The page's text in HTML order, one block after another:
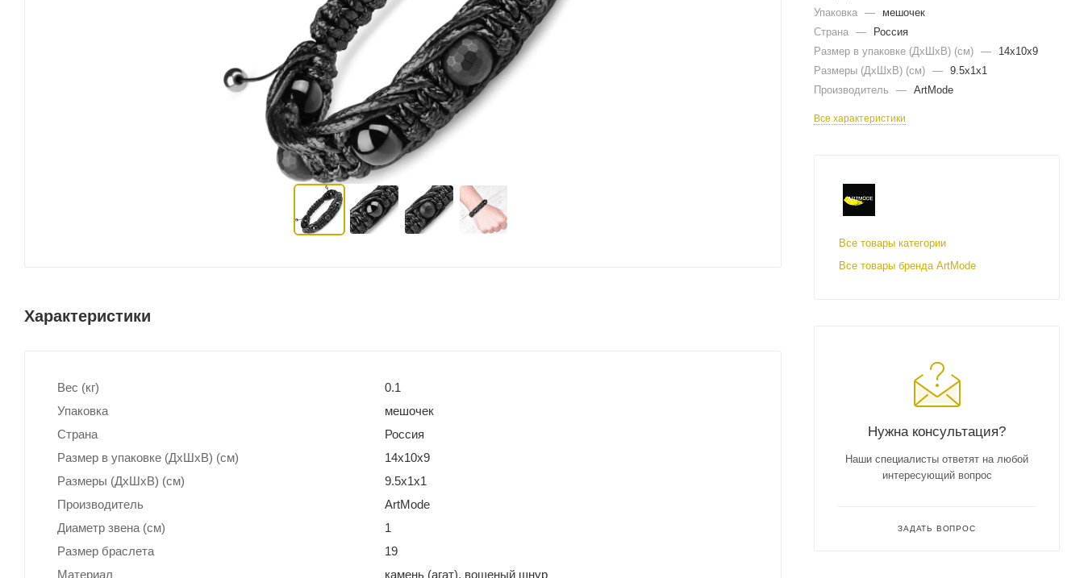
Характеристики
Вес (кг)
0.1
Упаковка
мешочек
Страна
Россия
Размер в упаковке (ДхШxВ) (см)
14х10х9
Размеры (ДxШxВ) (см)
9.5х1х1
Производитель
ArtMode
Диаметр звена (см)
1
Размер браслета
19
Материал
камень (агат), вощеный шнур
Упаковка —
мешочек
Страна —
Россия
Размер в упаковке (ДхШxВ) (см) —
14х10х9
Размеры (ДxШxВ) (см) — 9.5х1х1
Производитель
— ArtMode
Все характеристики
Все товары категории
Все товары бренда ArtMode
Нужна консультация?
Наши специалисты ответят на любой
интересующий вопрос
ЗАДАТЬ ВОПРОС